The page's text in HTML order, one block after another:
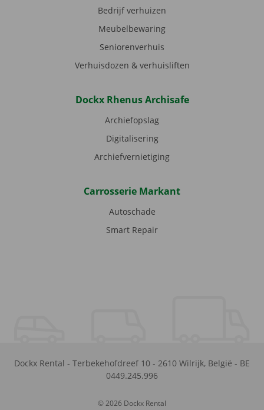
Bedrijf verhuizen
Meubelbewaring
Seniorenverhuis
Verhuisdozen & verhuisliften
Dockx Rhenus Archisafe
Archiefopslag
Digitalisering
Archiefvernietiging
Carrosserie Markant
Autoschade
Smart Repair
Dockx Rental - Terbekehofdreef 10 - 2610 Wilrijk, België - BE
0449.245.996
© 2026 Dockx Rental